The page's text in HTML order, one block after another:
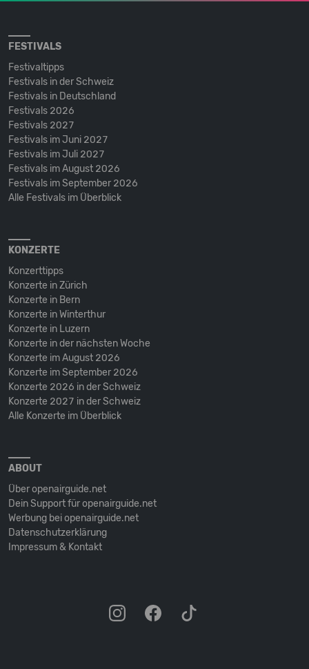
FESTIVALS
Festivaltipps
Festivals in der Schweiz
Festivals in Deutschland
Festivals 2026
Festivals 2027
Festivals im Juni 2027
Festivals im Juli 2027
Festivals im August 2026
Festivals im September 2026
Alle Festivals im Überblick
KONZERTE
Konzerttipps
Konzerte in Zürich
Konzerte in Bern
Konzerte in Winterthur
Konzerte in Luzern
Konzerte in der nächsten Woche
Konzerte im August 2026
Konzerte im September 2026
Konzerte 2026 in der Schweiz
Konzerte 2027 in der Schweiz
Alle Konzerte im Überblick
ABOUT
Über openairguide.net
Dein Support für openairguide.net
Werbung bei openairguide.net
Datenschutz­erklärung
Impressum & Kontakt